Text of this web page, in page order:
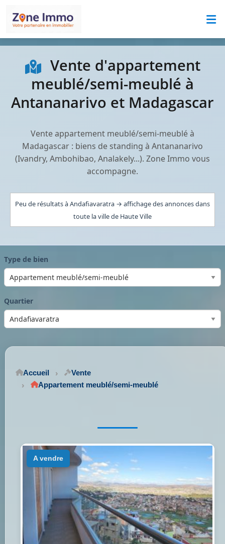
Vente d'appartement
meublé/semi-meublé à
Antananarivo et Madagascar
Vente appartement meublé/semi-meublé à
Madagascar : biens de standing à Antananarivo
(Ivandry, Ambohibao, Analakely...). Zone Immo vous
accompagne.
Peu de résultats à Andafiavaratra → affichage des annonces dans
toute la ville de Haute Ville
Type de bien
Quartier
Accueil
Vente
Appartement meublé/semi-meublé
a vendre